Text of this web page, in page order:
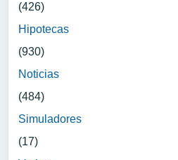
(426)
Hipotecas
(930)
Noticias
(484)
Simuladores
(17)